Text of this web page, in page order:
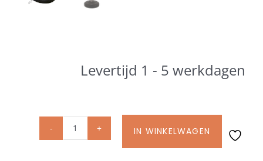
Glatz parasoldoeken
Levertijd 1 - 5 werkdagen
Liro
beschermhoes
IN WINKELWAGEN